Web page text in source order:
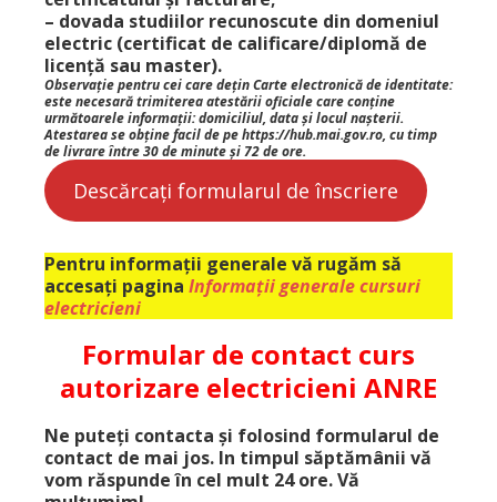
– dovada studiilor recunoscute din domeniul
electric (certificat de calificare/diplomă de
licență sau master).
Observațiepentru cei care deținCarteelectronică de identitate:
este necesară trimiterea atestării oficiale care conține
următoarele informații: domiciliul, data și locul nașterii.
Atestarea se obține facil de pe https://hub.mai.gov.ro, cu timp
de livrare între 30 de minute și 72 de ore.
Descărcați formularul de înscriere
Pentru informații generale vă rugăm să
accesați pagina Informații generale cursuri
electricieni
Formular de contact curs
autorizare electricieni ANRE
Ne puteți contacta și folosind formularul de
contact de mai jos. In timpul săptămânii vă
vom răspunde în cel mult 24 ore. Vă